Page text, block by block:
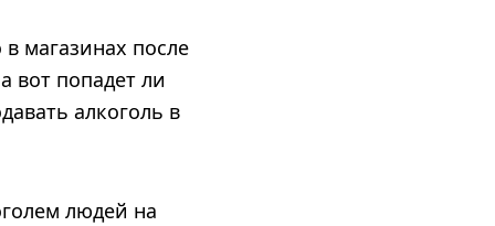
магазинах после
вот попадет ли
алкоголь в
людей на